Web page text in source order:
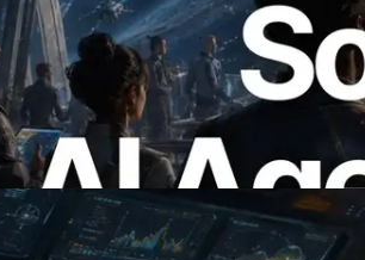
Solana RPC ที่รองรับ x402
จ่ายเงินให้ API ที่ต้องใช้